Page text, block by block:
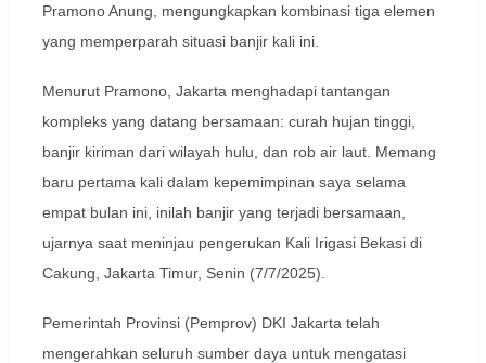
Pramono Anung, mengungkapkan kombinasi tiga elemen
yang memperparah situasi banjir kali ini.
Menurut Pramono, Jakarta menghadapi tantangan
kompleks yang datang bersamaan: curah hujan tinggi,
banjir kiriman dari wilayah hulu, dan rob air laut. Memang
baru pertama kali dalam kepemimpinan saya selama
empat bulan ini, inilah banjir yang terjadi bersamaan,
ujarnya saat meninjau pengerukan Kali Irigasi Bekasi di
Cakung, Jakarta Timur, Senin (7/7/2025).
Pemerintah Provinsi (Pemprov) DKI Jakarta telah
mengerahkan seluruh sumber daya untuk mengatasi